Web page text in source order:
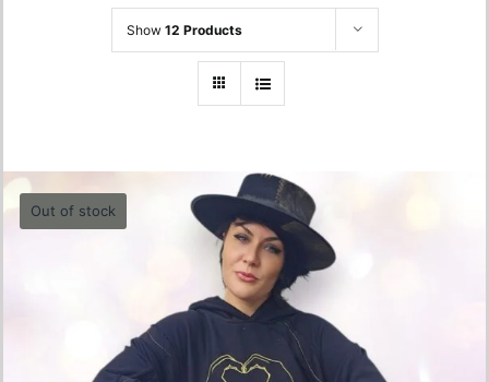
Show 12 Products
Out of stock
Oversized Hoodie – “Împrăștie Iubire”
550.00lei